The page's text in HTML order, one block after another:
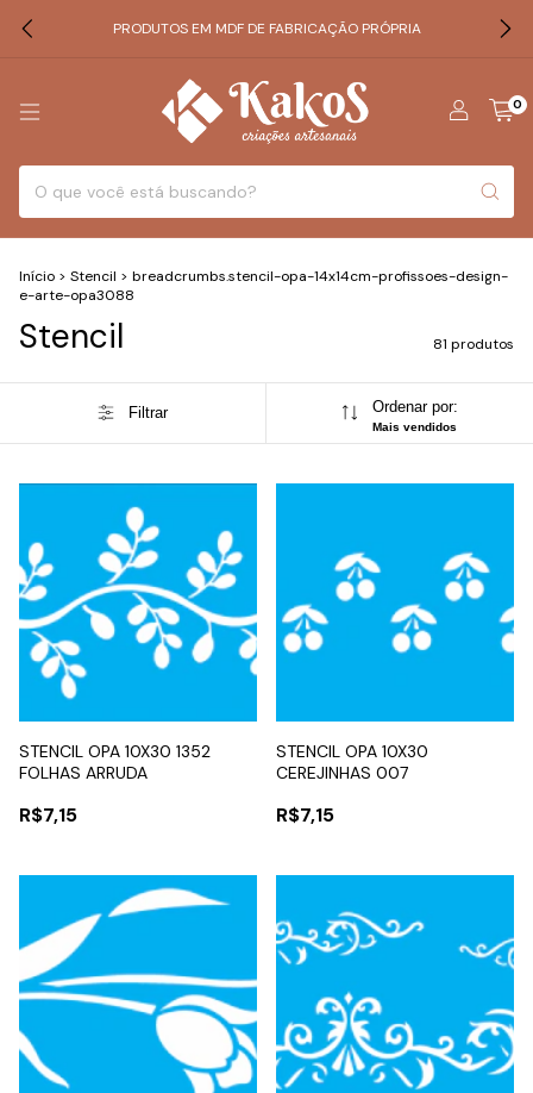
PRODUTOS EM MDF DE FABRICAÇÃO PRÓPRIA
0
Início > Stencil > breadcrumbs.stencil-opa-14x14cm-profissoes-design-
e-arte-opa3088
Stencil 81 produtos
Filtrar Ordenar por:
Mais vendidos
STENCIL OPA 10X30 1352
FOLHAS ARRUDA
R$7,15
STENCIL OPA 10X30
CEREJINHAS 007
R$7,15